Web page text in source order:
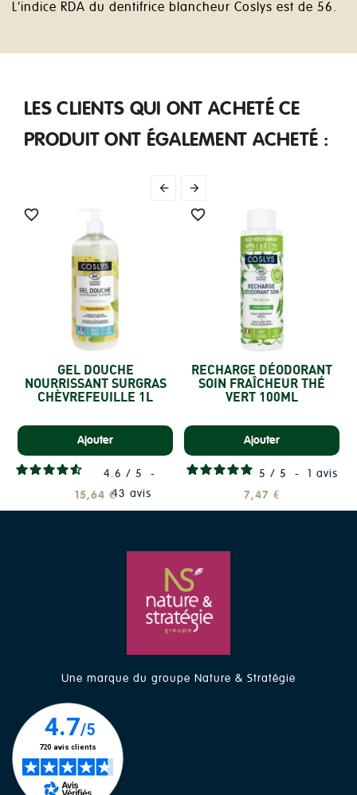
L'indice RDA du dentifrice blancheur Coslys est de 56.
LES CLIENTS QUI ONT ACHETÉ CE
PRODUIT ONT ÉGALEMENT ACHETÉ :
 

GEL DOUCHE
NOURRISSANT SURGRAS
CHÈVREFEUILLE 1L
Ajouter
4.6 / 5
-
43 avis
15,64 €

RECHARGE DÉODORANT
SOIN FRAÎCHEUR THÉ
VERT 100ML
Ajouter
5 / 5 - 1 avis
7,47 €
Une marque du groupe Nature & Stratégie